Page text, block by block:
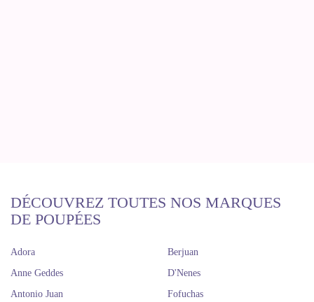
DÉCOUVREZ TOUTES NOS MARQUES
DE POUPÉES
Adora
Anne Geddes
Antonio Juan
Berjuan
D'Nenes
Fofuchas